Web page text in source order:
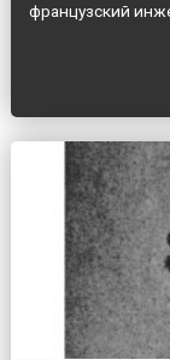
французский